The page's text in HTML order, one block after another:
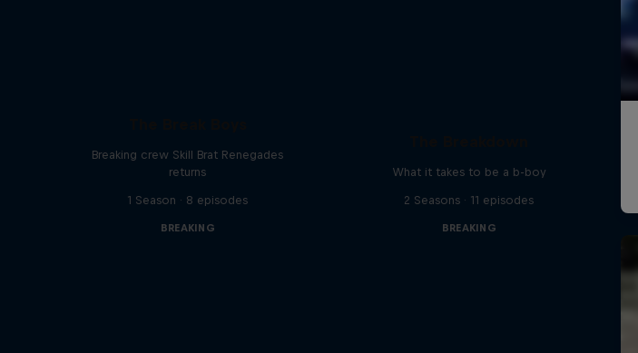
Breaking crew Skill Brat Renegades
returns
1 Season · 8 episodes
BREAKING
What it takes to be a b-boy
2 Seasons · 11 episodes
BREAKING